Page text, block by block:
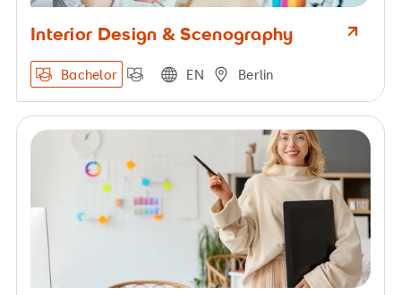
Interior Design & Scenography
Bachelor EN Berlin